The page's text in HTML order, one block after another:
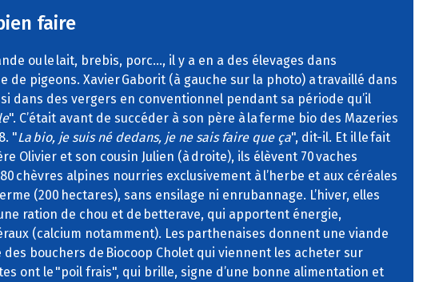
faire
ou le lait, brebis, porc…, il y a en a des élevages dans
de pigeons. Xavier Gaborit (à gauche sur la photo) a travaillé dans
dans des vergers en conventionnel pendant sa période qu’il
". C’était avant de succéder à son père à la ferme bio des Mazeries
"La bio, je suis né dedans, je ne sais faire que ça", dit-il. Et il le fait
Olivier et son cousin Julien (à droite), ils élèvent 70 vaches
chèvres alpines nourries exclusivement à l’herbe et aux céréales
(200 hectares), sans ensilage ni enrubannage. L’hiver, elles
ration de chou et de betterave, qui apportent énergie,
(calcium notamment). Les parthenaises donnent une viande
bouchers de Biocoop Cholet qui viennent les acheter sur
ont le "poil frais", qui brille, signe d’une bonne alimentation et